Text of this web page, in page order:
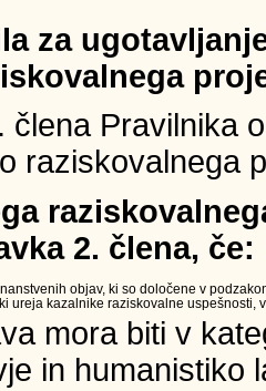
za
člena Pravilnika
raziskovalnega
2. člena, če:
objav, ki so določene v
ureja kazalnike raziskovalne uspešnosti,
mora biti v
in humanistiko